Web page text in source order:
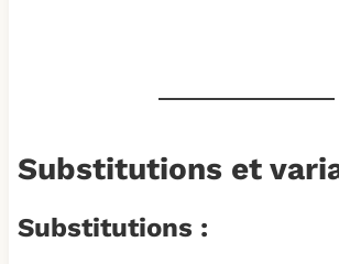
Substitutions et
Substitutions :